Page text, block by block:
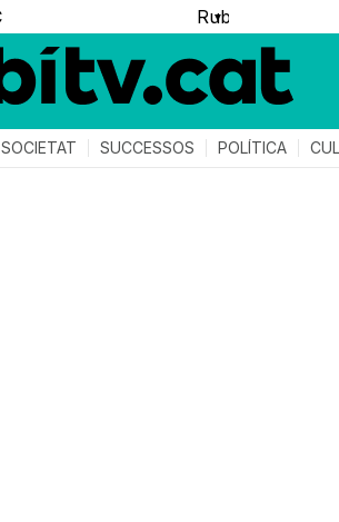
▼
SOCIETAT SUCCESSOS POLÍTICA